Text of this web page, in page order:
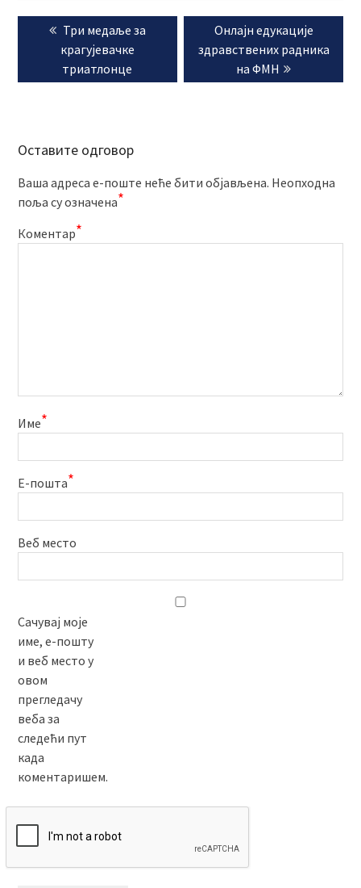
Кретање
чланкаPrevious
post:
Три медаље за
крагујевачке
триатлонце
Next
post:
Онлајн едукације
здравствених радника
на ФМН
Оставите одговор
Ваша адреса е-поште неће бити објављена. Неопходна
поља су означена*
Коментар*
Име*
Е-пошта*
Веб место
Сачувај моје
име, е-пошту
и веб место у
овом
прегледачу
веба за
следећи пут
када
коментаришем.